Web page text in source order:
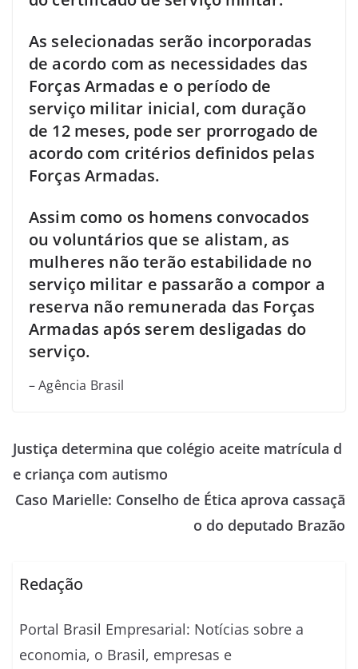
As selecionadas serão incorporadas
de acordo com as necessidades das
Forças Armadas e o período de
serviço militar inicial, com duração
de 12 meses, pode ser prorrogado de
acordo com critérios definidos pelas
Forças Armadas.
Assim como os homens convocados
ou voluntários que se alistam, as
mulheres não terão estabilidade no
serviço militar e passarão a compor a
reserva não remunerada das Forças
Armadas após serem desligadas do
serviço.
– Agência Brasil
Justiça determina que colégio aceite matrícula d
e criança com autismo
Caso Marielle: Conselho de Ética aprova cassaçã
o do deputado Brazão
Redação
Portal Brasil Empresarial: Notícias sobre a
economia, o Brasil, empresas e